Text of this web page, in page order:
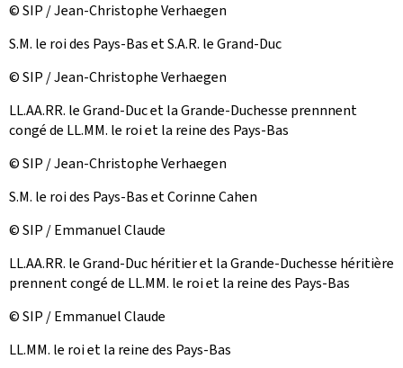
© SIP / Jean-Christophe Verhaegen
S.M. le roi des Pays-Bas et S.A.R. le Grand-Duc
© SIP / Jean-Christophe Verhaegen
LL.AA.RR. le Grand-Duc et la Grande-Duchesse prennnent
congé de LL.MM. le roi et la reine des Pays-Bas
© SIP / Jean-Christophe Verhaegen
S.M. le roi des Pays-Bas et Corinne Cahen
© SIP / Emmanuel Claude
LL.AA.RR. le Grand-Duc héritier et la Grande-Duchesse héritière
prennent congé de LL.MM. le roi et la reine des Pays-Bas
© SIP / Emmanuel Claude
LL.MM. le roi et la reine des Pays-Bas